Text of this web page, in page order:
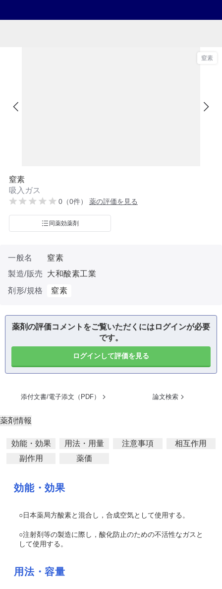
窒素
窒素
吸入ガス
0（0件） 薬の評価を見る
同薬効薬剤
一般名
窒素
製造/販売
大和酸素工業
剤形/規格
窒素
薬剤の評価コメントをご覧いただくにはログインが必要
です。
ログインして評価を見る
添付文書/電子添文（PDF） 論文検索
薬剤情報
効能・効果 用法・用量 注意事項
相互作用
副作用
薬価
効能・効果
○日本薬局方酸素と混合し，合成空気として使用する。
○注射剤等の製造に際し，酸化防止のための不活性なガスと
して使用する。
用法・容量